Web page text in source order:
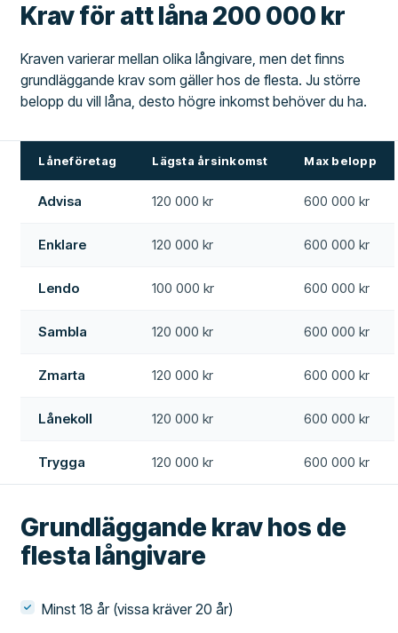
Krav för att låna 200 000 kr
Kraven varierar mellan olika långivare, men det finns
grundläggande krav som gäller hos de flesta. Ju större
belopp du vill låna, desto högre inkomst behöver du ha.
Låneföretag Lägsta årsinkomst Max belopp
Advisa 120 000 kr 600 000 kr
Enklare 120 000 kr 600 000 kr
Lendo 100 000 kr 600 000 kr
Sambla 120 000 kr 600 000 kr
Zmarta 120 000 kr 600 000 kr
Lånekoll 120 000 kr 600 000 kr
Trygga 120 000 kr 600 000 kr
Grundläggande krav hos de
flesta långivare
Minst 18 år (vissa kräver 20 år)